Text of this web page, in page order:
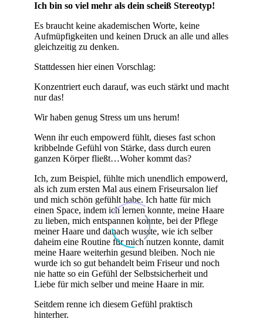
Ich bin so viel mehr als dein scheiß Stereotyp!
Es braucht keine akademischen Worte, keine
Aufmüpfigkeiten und keinen Druck an alle und alles
gleichzeitig zu denken.
Stattdessen hier einen Vorschlag:
Konzentriert euch darauf, was euch stärkt und macht
nur das!
Wir haben genug Stress um uns herum!
Wenn ihr euch empowerd fühlt, dieses fast schon
kribbelnde Gefühl von Stärke, dass durch euren
ganzen Körper fließt…Woher kommt das?
Ich, zum Beispiel, fühlte mich unendlich empowerd,
als ich zum ersten Mal aus einem Friseursalon lief
und mich schön gefühlt habe. Ich hatte für mich
einen Space, indem ich lernen konnte, meine Haare
zu lieben, mich entspannen konnte, bei der Pflege
meiner Haare und danach wusste, wie ich selber
daheim eine Routine für mich nutzen konnte, damit
meine Haare weiterhin gesund bleiben. Noch nie
wurde ich so gut behandelt beim Friseur und noch
nie hatte so ein Gefühl der Selbstsicherheit und
Liebe für mich selber und meine Haare in mir.
Seitdem renne ich diesem Gefühl praktisch
hinterher.